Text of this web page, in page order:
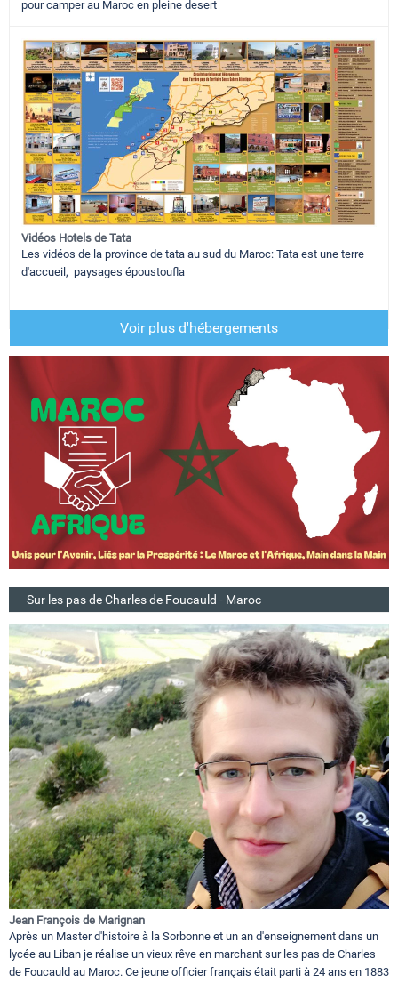
pour camper au Maroc en pleine desert
Vidéos Hotels de Tata
Les vidéos de la province de tata au sud du Maroc: Tata est une terre
d'accueil, paysages époustoufla
Voir plus d'hébergements
Sur les pas de Charles de Foucauld - Maroc
Jean François de Marignan
Après un Master d'histoire à la Sorbonne et un an d'enseignement dans un
lycée au Liban je réalise un vieux rêve en marchant sur les pas de Charles
de Foucauld au Maroc. Ce jeune officier français était parti à 24 ans en 1883